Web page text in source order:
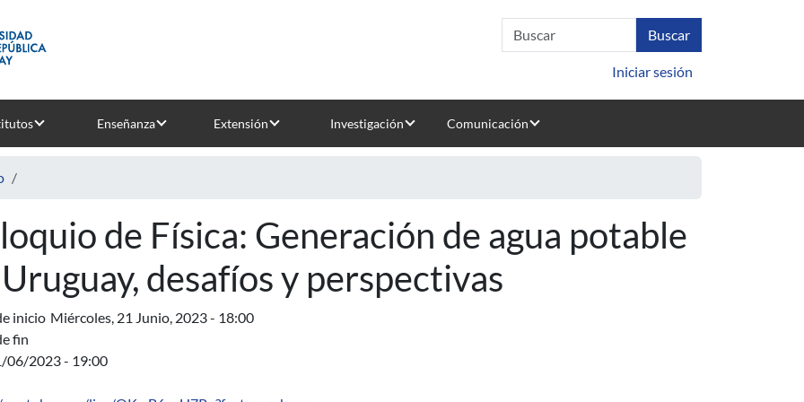
Iniciar sesión
Enseñanza Extensión Investigación Comunicación
de Física: Generación de agua potable
desafíos y perspectivas
inicio Miércoles, 21 Junio, 2023 - 18:00
fin
06/2023 - 19:00